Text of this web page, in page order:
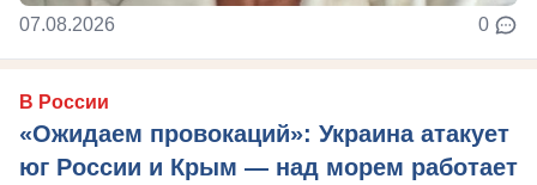
07.08.2026 0
В России
«Ожидаем провокаций»: Украина атакует
юг России и Крым — над морем работает